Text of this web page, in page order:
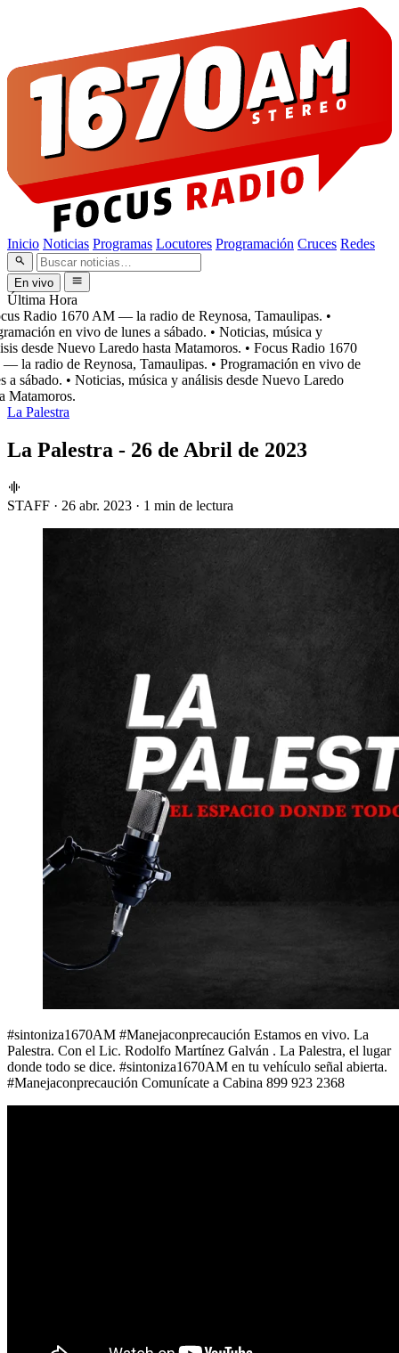
Inicio Noticias Programas Locutores Programación Cruces Redes
En vivo
Última Hora
Radio 1670 AM — la radio de Reynosa, Tamaulipas. •
en vivo de lunes a sábado. • Noticias, música y
desde Nuevo Laredo hasta Matamoros. • Focus Radio 1670
la radio de Reynosa, Tamaulipas. • Programación en vivo de
a sábado. • Noticias, música y análisis desde Nuevo Laredo
Matamoros.
La Palestra
La Palestra - 26 de Abril de 2023
STAFF · 26 abr. 2023 · 1 min de lectura
#sintoniza1670AM #Manejaconprecaución Estamos en vivo. La
Palestra. Con el Lic. Rodolfo Martínez Galván . La Palestra, el lugar
donde todo se dice. #sintoniza1670AM en tu vehículo señal abierta.
#Manejaconprecaución Comunícate a Cabina 899 923 2368